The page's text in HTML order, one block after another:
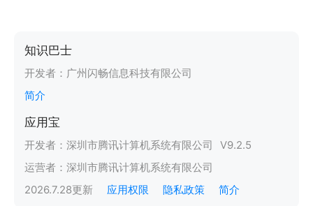
知识巴士
开发者： 广州闪畅信息科技有限公司
简介
应用宝
开发者： 深圳市腾讯计算机系统有限公司 V9.2.5
运营者： 深圳市腾讯计算机系统有限公司
2026.7.28更新 应用权限 隐私政策 简介